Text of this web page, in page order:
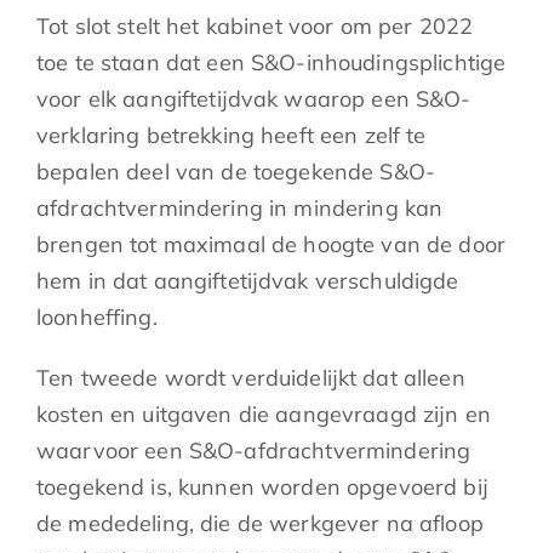
Tot slot stelt het kabinet voor om per 2022
toe te staan dat een S&O-inhoudingsplichtige
voor elk aangiftetijdvak waarop een S&O-
verklaring betrekking heeft een zelf te
bepalen deel van de toegekende S&O-
afdrachtvermindering in mindering kan
brengen tot maximaal de hoogte van de door
hem in dat aangiftetijdvak verschuldigde
loonheffing.
Ten tweede wordt verduidelijkt dat alleen
kosten en uitgaven die aangevraagd zijn en
waarvoor een S&O-afdrachtvermindering
toegekend is, kunnen worden opgevoerd bij
de mededeling, die de werkgever na afloop